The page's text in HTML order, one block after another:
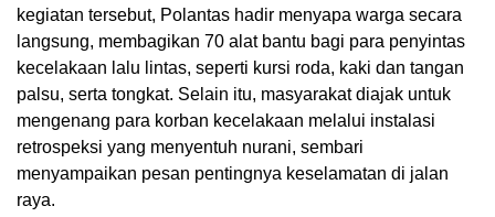
kegiatan tersebut, Polantas hadir menyapa warga secara
langsung, membagikan 70 alat bantu bagi para penyintas
kecelakaan lalu lintas, seperti kursi roda, kaki dan tangan
palsu, serta tongkat. Selain itu, masyarakat diajak untuk
mengenang para korban kecelakaan melalui instalasi
retrospeksi yang menyentuh nurani, sembari
menyampaikan pesan pentingnya keselamatan di jalan
raya.